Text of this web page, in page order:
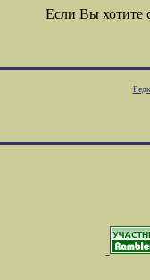
Если Вы хотите